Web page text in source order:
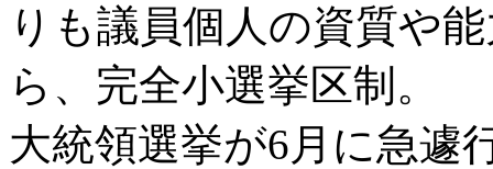
りも議員個人の資質や
ら、完全小選挙区制。
大統領選挙が6月に急遽